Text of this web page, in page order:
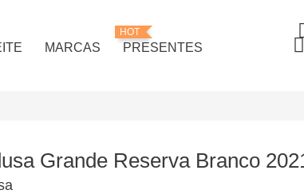
MARCAS
HOT
PRESENTES
Grande Reserva Branco